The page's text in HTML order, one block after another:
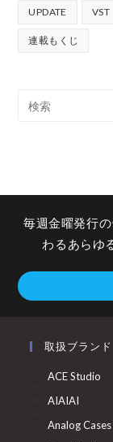
UPDATE VST
連載もくじ
毎週金曜発行
わるあらゆ
取扱ブランド
ACE Studio
AIAIAI
Analog Cases